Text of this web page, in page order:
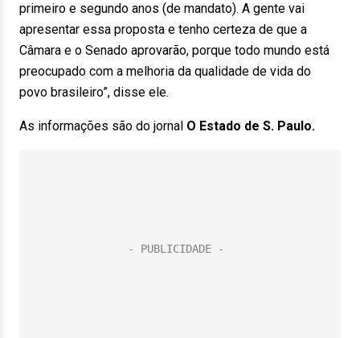
primeiro e segundo anos (de mandato). A gente vai
apresentar essa proposta e tenho certeza de que a
Câmara e o Senado aprovarão, porque todo mundo está
preocupado com a melhoria da qualidade de vida do
povo brasileiro”, disse ele.
As informações são do jornal O Estado de S. Paulo.